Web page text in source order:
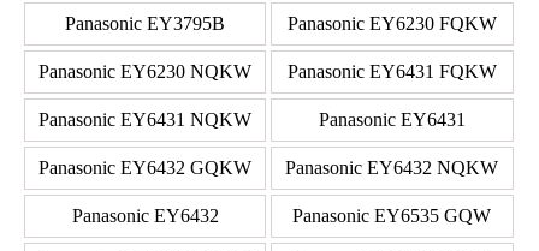
Panasonic EY3795B Panasonic EY6230 FQKW
Panasonic EY6230 NQKW Panasonic EY6431 FQKW
Panasonic EY6431 NQKW Panasonic EY6431
Panasonic EY6432 GQKW Panasonic EY6432 NQKW
Panasonic EY6432 Panasonic EY6535 GQW